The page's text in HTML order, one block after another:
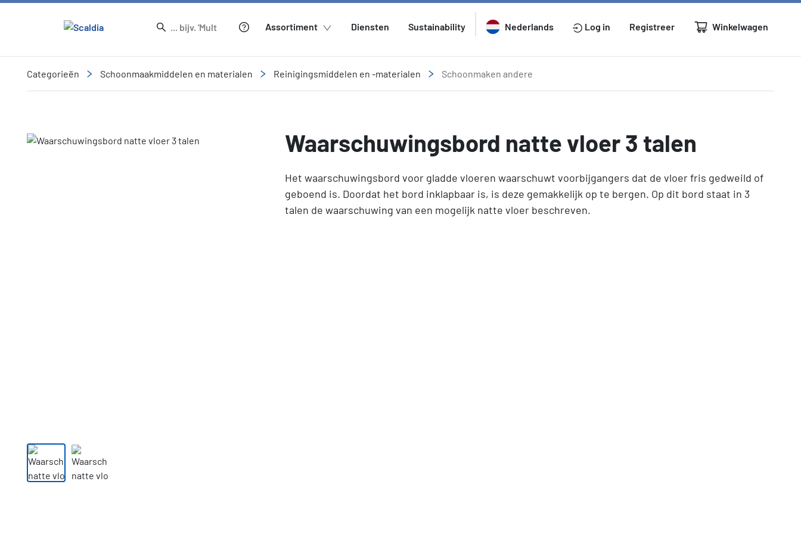
Assortiment Diensten Sustainability Nederlands Log in Registreer Winkelwagen
Categorieën Schoonmaakmiddelen en materialen Reinigingsmiddelen en -materialen Schoonmaken andere
Slide 1 of 2 Waarschuwingsbord natte vloer 3 talen
Het waarschuwingsbord voor gladde vloeren waarschuwt voorbijgangers dat de vloer fris gedweild of
geboend is. Doordat het bord inklapbaar is, is deze gemakkelijk op te bergen. Op dit bord staat in 3
talen de waarschuwing van een mogelijk natte vloer beschreven.